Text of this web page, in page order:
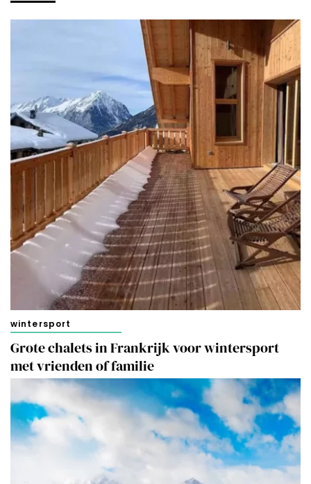
wintersport
Grote chalets in Frankrijk voor wintersport
met vrienden of familie